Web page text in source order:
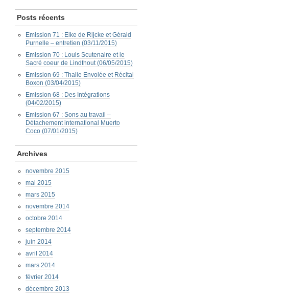
Posts récents
Emission 71 : Elke de Rijcke et Gérald
Purnelle – entretien (03/11/2015)
Emission 70 : Louis Scutenaire et le
Sacré coeur de Lindthout (06/05/2015)
Emission 69 : Thalie Envolée et Récital
Boxon (03/04/2015)
Emission 68 : Des Intégrations
(04/02/2015)
Emission 67 : Sons au travail –
Détachement international Muerto
Coco (07/01/2015)
Archives
novembre 2015
mai 2015
mars 2015
novembre 2014
octobre 2014
septembre 2014
juin 2014
avril 2014
mars 2014
février 2014
décembre 2013